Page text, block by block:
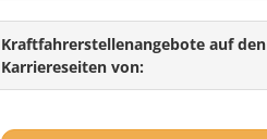
Kraftfahrerstellenangebote auf den
Karriereseiten von: